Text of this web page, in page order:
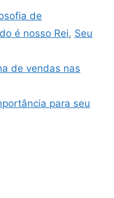
de
é nosso Rei, Seu
de vendas nas
para seu